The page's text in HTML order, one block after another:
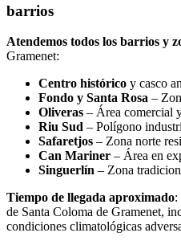
barrios
Atendemos todos los barrios y
Gramenet:
Centro histórico y casco
Fondo y Santa Rosa –
Oliveras – Área comercial
Riu Sud – Polígono
Safaretjos – Zona norte
Can Mariner – Área en
Singuerlín – Zona
Tiempo de llegada aproximado:
de Santa Coloma de Gramenet,
condiciones climatológicas